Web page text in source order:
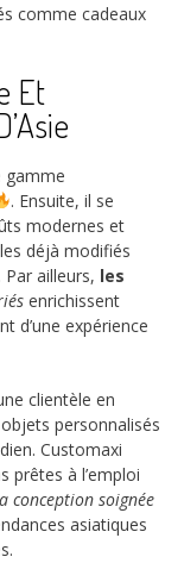
comme cadeaux
Et
gamme
. Ensuite, il se
modernes et
déjà modifiés
ailleurs, les
enrichissent
d’une expérience
clientèle en
personnalisés
Customaxi
prêtes à l’emploi
conception soignée
asiatiques